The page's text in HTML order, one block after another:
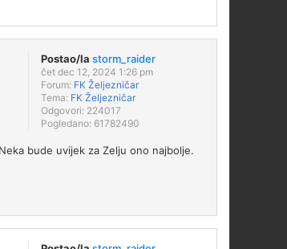
Postao/la storm_raider
čet dec 12, 2024 1:26 pm
Forum: FK Željezničar
Tema: FK Željezničar
Odgovori: 224017
Pogledano: 61782490
bude uvijek za Zelju ono najbolje.